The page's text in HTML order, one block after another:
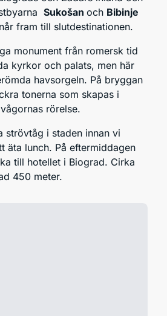
Sukošan och Bibinje
fram till slutdestinationen.
monument från romersk tid
kyrkor och palats, men här
havsorgeln. På bryggan
tonerna som skapas i
rörelse.
strövtåg i staden innan vi
äta lunch. På eftermiddagen
till hotellet i Biograd. Cirka
450 meter.